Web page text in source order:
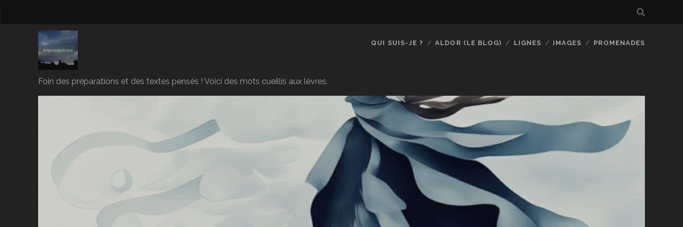
Foin des préparations et des textes pensés ! Voici des mots cueillis aux lèvres.
QUI SUIS-JE ? ALDOR (LE BLOG) LIGNES IMAGES PROMENADES